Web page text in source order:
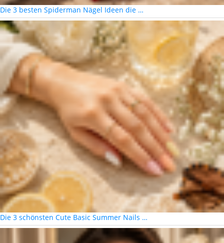
Die 3 besten Spiderman Nägel Ideen die …
Die 3 schönsten Cute Basic Summer Nails …